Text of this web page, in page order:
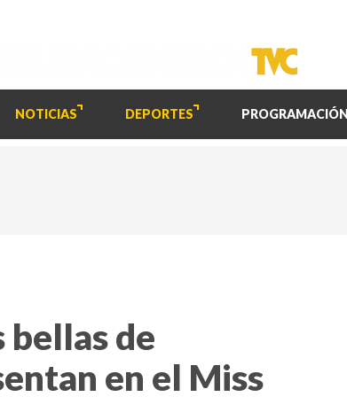
NOTICIAS DEPORTES PROGRAMACIÓN
bellas de
en el Miss